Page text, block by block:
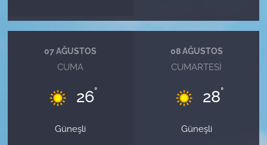
07 AĞUSTOS
CUMA
26°
Güneşli
08 AĞUSTOS
CUMARTESI
28°
Güneşli